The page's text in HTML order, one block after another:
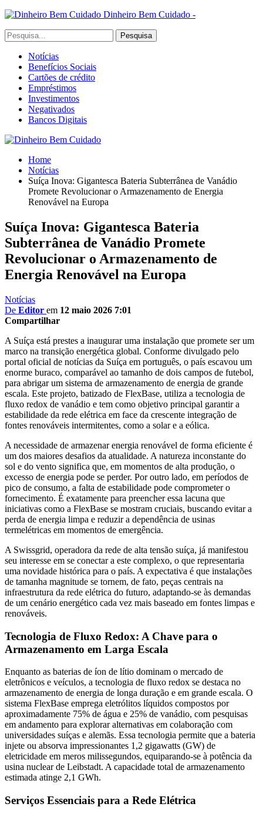
Dinheiro Bem Cuidado -
Notícias
Benefícios Sociais
Cartões de crédito
Empréstimos
Investimentos
Negativados
Bancos Digitais
Home
Notícias
Suíça Inova: Gigantesca Bateria Subterrânea de Vanádio
Promete Revolucionar o Armazenamento de Energia
Renovável na Europa
Suíça Inova: Gigantesca Bateria
Subterrânea de Vanádio Promete
Revolucionar o Armazenamento de
Energia Renovável na Europa
Notícias
De Editor em 12 maio 2026 7:01
Compartilhar
A Suíça está prestes a inaugurar uma instalação que promete ser um
marco na transição energética global. Conforme divulgado pelo
portal oficial de notícias da Suíça em português, o país escavou um
enorme buraco, comparável ao tamanho de dois campos de futebol,
para abrigar um sistema de armazenamento de energia de grande
escala. Este projeto, batizado de FlexBase, utiliza a tecnologia de
fluxo redox de vanádio e tem como objetivo principal garantir a
estabilidade da rede elétrica em face da crescente integração de
fontes renováveis intermitentes, como a solar e a eólica.
A necessidade de armazenar energia renovável de forma eficiente é
um dos maiores desafios da atualidade. A natureza inconstante do
sol e do vento significa que, em momentos de alta produção, o
excesso de energia pode se perder. Por outro lado, em períodos de
pico de consumo, a falta de estabilidade pode comprometer o
fornecimento. É exatamente para preencher essa lacuna que
iniciativas como a FlexBase se mostram cruciais, buscando evitar a
perda de energia limpa e reduzir a dependência de usinas
termelétricas em momentos de emergência.
A Swissgrid, operadora da rede de alta tensão suíça, já manifestou
seu interesse em se conectar a este complexo, o que representaria
uma novidade histórica para o país. A expectativa é que instalações
de tamanha magnitude se tornem, de fato, peças centrais na
infraestrutura da rede elétrica do futuro, adaptando-se às demandas
de um cenário energético cada vez mais baseado em fontes limpas e
renováveis.
Tecnologia de Fluxo Redox: A Chave para o
Armazenamento em Larga Escala
Enquanto as baterias de íon de lítio dominam o mercado de
eletrônicos e veículos, a tecnologia de fluxo redox se destaca no
armazenamento de energia de longa duração e em grande escala. O
sistema FlexBase emprega eletrólitos líquidos compostos por
aproximadamente 75% de água e 25% de vanádio, com pesquisas
em andamento para explorar alternativas em colaboração com
universidades suíças e alemãs. Essa tecnologia permite que a bateria
injete ou absorva impressionantes 1,2 gigawatts (GW) de
eletricidade em meros milissegundos, equiparando-se à potência da
usina nuclear de Leibstadt. A capacidade total de armazenamento
estimada atinge 2,1 GWh.
Serviços Essenciais para a Rede Elétrica